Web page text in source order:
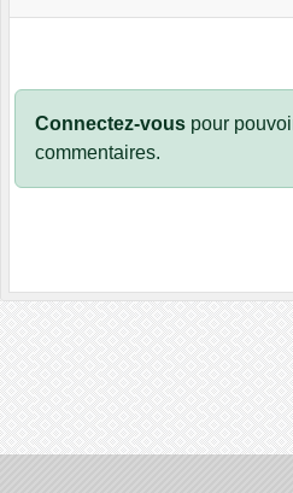
Connectez-vous pour
commentaires.